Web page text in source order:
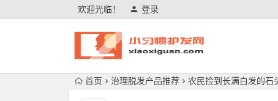
欢迎光临！ 登录
首页 治理脱发产品推荐 农民捡到长满白发的石